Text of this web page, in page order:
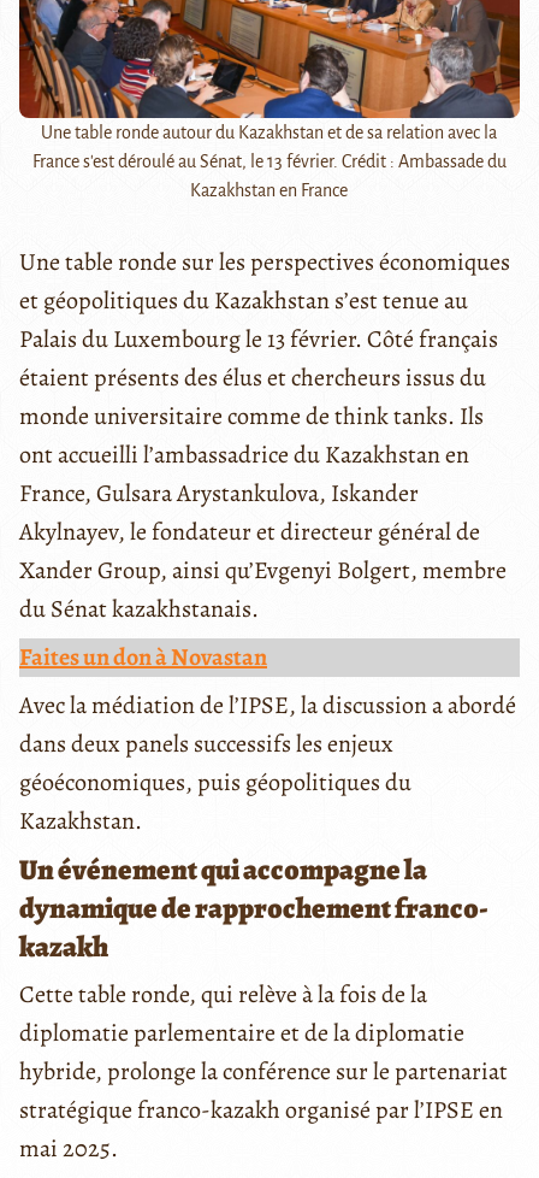
Une table ronde autour du Kazakhstan et de sa relation avec la
France s'est déroulé au Sénat, le 13 février. Crédit : Ambassade du
Kazakhstan en France
Une table ronde sur les perspectives économiques
et géopolitiques du Kazakhstan s’est tenue au
Palais du Luxembourg le 13 février. Côté français
étaient présents des élus et chercheurs issus du
monde universitaire comme de think tanks. Ils
ont accueilli l’ambassadrice du Kazakhstan en
France, Gulsara Arystankulova, Iskander
Akylnayev, le fondateur et directeur général de
Xander Group, ainsi qu’Evgenyi Bolgert, membre
du Sénat kazakhstanais.
Faites un don à Novastan
Avec la médiation de l’IPSE, la discussion a abordé
dans deux panels successifs les enjeux
géoéconomiques, puis géopolitiques du
Kazakhstan.
Un événement qui accompagne la
dynamique de rapprochement franco-
kazakh
Cette table ronde, qui relève à la fois de la
diplomatie parlementaire et de la diplomatie
hybride, prolonge la conférence sur le partenariat
stratégique franco-kazakh organisé par l’IPSE en
mai 2025.